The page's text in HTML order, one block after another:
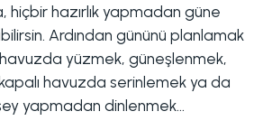
hazırlık yapmadan güne
Ardından gününü planlamak
havuzda yüzmek, güneşlenmek,
havuzda serinlemek ya da
yapmadan dinlenmek...